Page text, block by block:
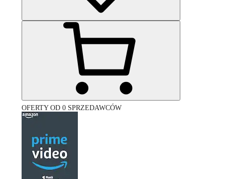
OFERTY OD 0 SPRZEDAWCÓW